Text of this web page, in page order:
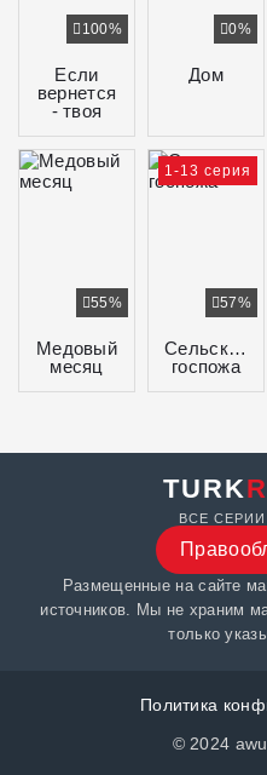
Если
вернется
- твоя
100%
Дом
0%
Медовый
месяц
55%
Сельская
госпожа
57%
1-13 серия
TURK
ВСЕ
Размещенные на сайте
источников. Мы не храним
только
Политика
© 2024